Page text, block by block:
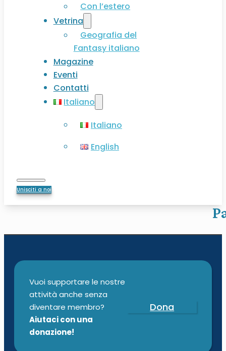
Con l’estero
Vetrina
Geografia del
Fantasy italiano
Magazine
Eventi
Contatti
Italiano
Italiano
English
Unisciti a noi
Vuoi supportare le nostre
attività anche senza
diventare membro?
Aiutaci con una
donazione!
Dona